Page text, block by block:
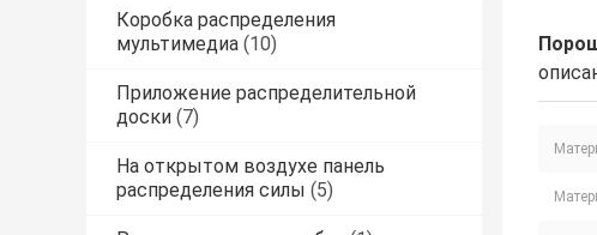
Коробка распределения
мультимедиа (10)
Приложение распределительной
доски (7)
На открытом воздухе панель
распределения силы (5)